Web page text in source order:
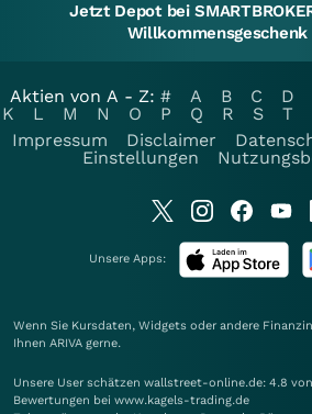
Jetzt Depot bei
Willkommensgeschenk
Aktien von A - Z: # A B C D
K
L M N O P Q R S T
Impressum
Disclaimer
Einstellungen
Unsere Apps:
Wenn Sie Kursdaten, Widgets oder andere
Ihnen ARIVA gerne.
Unsere User schätzen wallstreet-online.de: 4.8
Bewertungen bei www.kagels-trading.de